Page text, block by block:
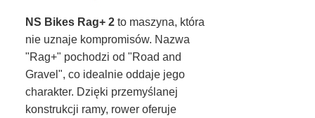
NS Bikes Rag+ 2 to maszyna, która
nie uznaje kompromisów. Nazwa
"Rag+" pochodzi od "Road and
Gravel", co idealnie oddaje jego
charakter. Dzięki przemyślanej
konstrukcji ramy, rower oferuje